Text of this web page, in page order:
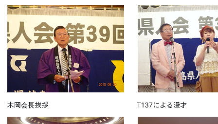
木岡会長挨拶 T137による漫才